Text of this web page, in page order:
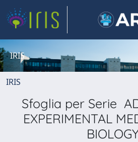
IRIS
IRIS
Sfoglia per Serie
EXPERIMENTAL